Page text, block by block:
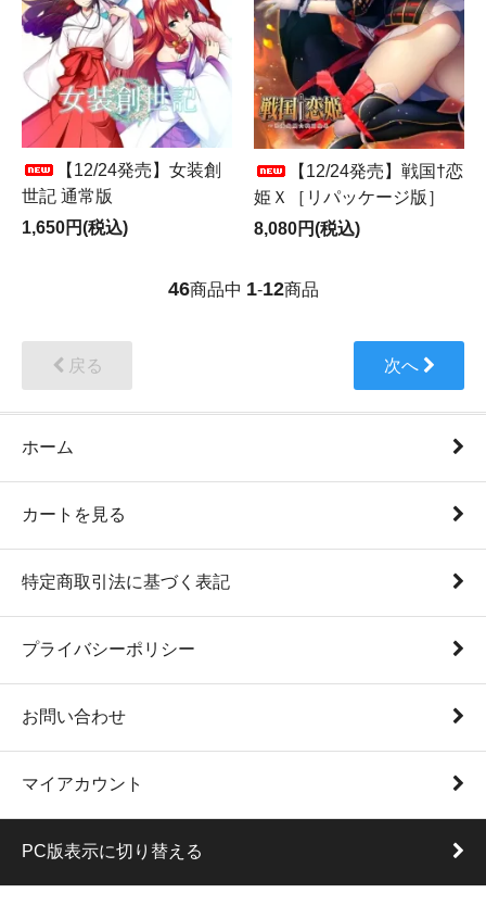
【12/24発売】女装創
世記 通常版
1,650円(税込)
【12/24発売】戦国†恋
姫Ｘ［リパッケージ版］
8,080円(税込)
46商品中 1-12商品
戻る 次へ
ホーム
カートを見る
特定商取引法に基づく表記
プライバシーポリシー
お問い合わせ
マイアカウント
PC版表示に切り替える